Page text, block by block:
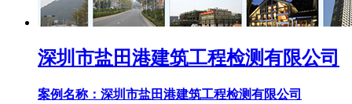
深圳市盐田港建筑工程检测有限公司
案例名称：深圳市盐田港建筑工程检测有限公司